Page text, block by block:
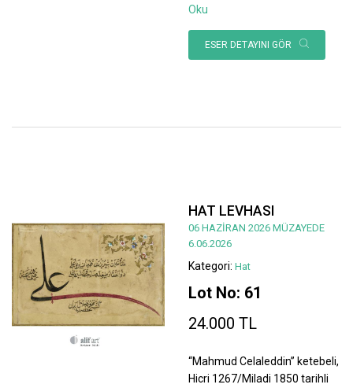
Oku
ESER DETAYINI GÖR
HAT LEVHASI
06 HAZİRAN 2026 MÜZAYEDE
6.06.2026
Kategori: Hat
Lot No: 61
24.000 TL
“Mahmud Celaleddin” ketebeli,
Hicri 1267/Miladi 1850 tarihli